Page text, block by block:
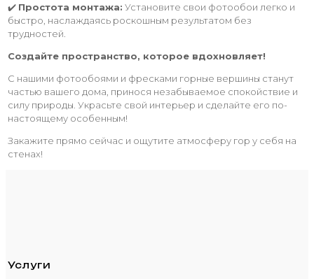
✔️ Простота монтажа: Установите свои фотообои легко и
быстро, наслаждаясь роскошным результатом без
трудностей.
Создайте пространство, которое вдохновляет!
С нашими фотообоями и фресками горные вершины станут
частью вашего дома, принося незабываемое спокойствие и
силу природы. Украсьте свой интерьер и сделайте его по-
настоящему особенным!
Закажите прямо сейчас и ощутите атмосферу гор у себя на
стенах!
Услуги